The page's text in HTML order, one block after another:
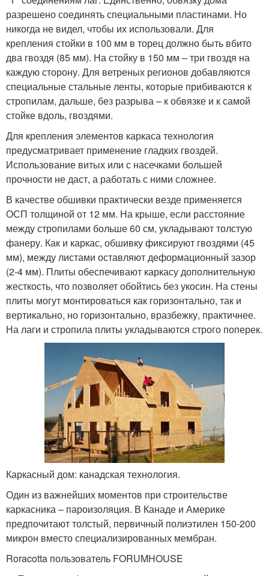
разрешено соединять специальными пластинами. Но
никогда не видел, чтобы их использовали. Для
крепления стойки в 100 мм в торец должно быть вбито
два гвоздя (85 мм). На стойку в 150 мм – три гвоздя на
каждую сторону. Для ветреных регионов добавляются
специальные стальные ленты, которые прибиваются к
стропилам, дальше, без разрыва – к обвязке и к самой
стойке вдоль, гвоздями.
Для крепления элементов каркаса технология
предусматривает применение гладких гвоздей.
Использование витых или с насечками большей
прочности не даст, а работать с ними сложнее.
В качестве обшивки практически везде применяется
ОСП толщиной от 12 мм. На крыше, если расстояние
между стропилами больше 60 см, укладывают толстую
фанеру. Как и каркас, обшивку фиксируют гвоздями (45
мм), между листами оставляют деформационный зазор
(2-4 мм). Плиты обеспечивают каркасу дополнительную
жесткость, что позволяет обойтись без укосин. На стены
плиты могут монтироваться как горизонтально, так и
вертикально, но горизонтально, вразбежку, практичнее.
На лаги и стропила плиты укладываются строго поперек.
Каркасный дом: канадская технология.
Один из важнейших моментов при строительстве
каркасника – пароизоляция. В Канаде и Америке
предпочитают толстый, первичный полиэтилен 150-200
микрон вместо специализированных мембран.
Roracotta пользователь FORUMHOUSE